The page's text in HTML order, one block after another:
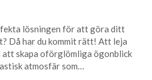
lösningen för att göra ditt
Då har du kommit rätt! Att leja
skapa oförglömliga ögonblick
atmosfär som…